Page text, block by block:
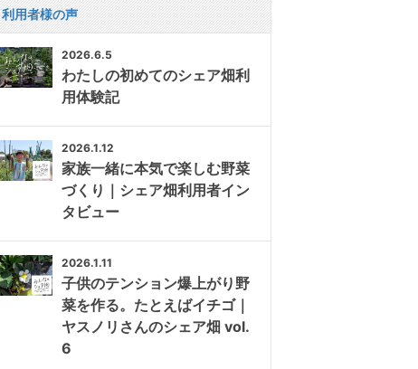
利用者様の声
2026.6.5
わたしの初めてのシェア畑利
用体験記
2026.1.12
家族一緒に本気で楽しむ野菜
づくり｜シェア畑利用者イン
タビュー
2026.1.11
子供のテンション爆上がり野
菜を作る。たとえばイチゴ｜
ヤスノリさんのシェア畑 vol.
6